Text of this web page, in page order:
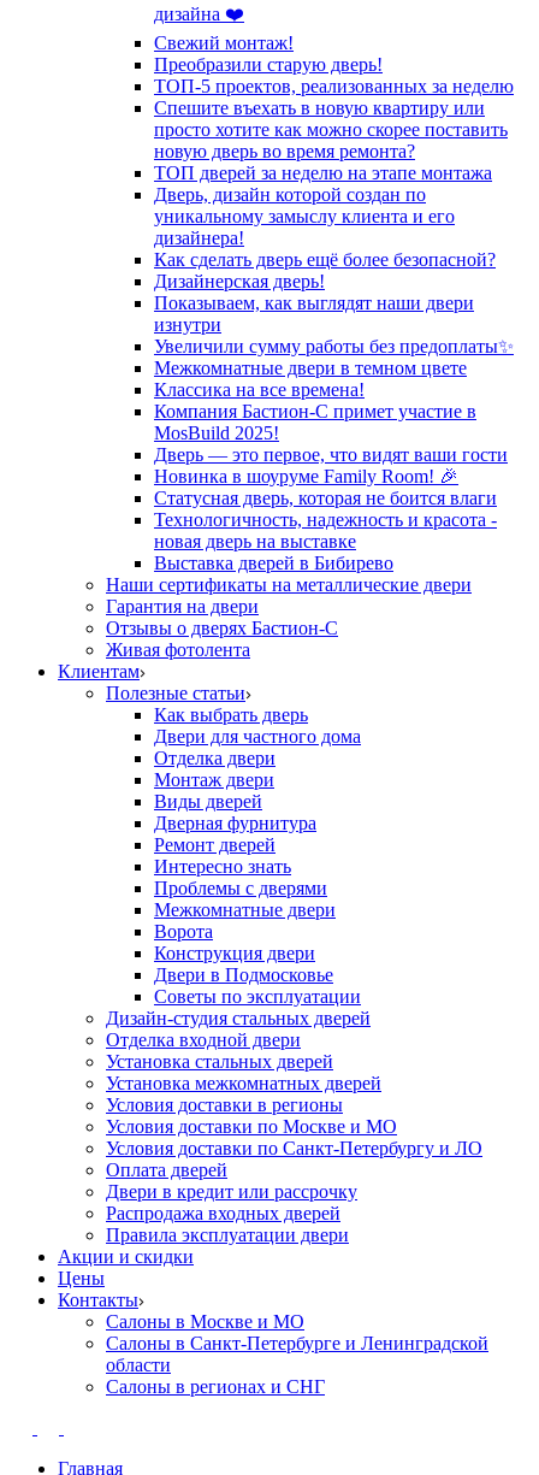
дизайна ❤️
Свежий монтаж!
Преобразили старую дверь!
ТОП-5 проектов, реализованных за неделю
Спешите въехать в новую квартиру или
просто хотите как можно скорее поставить
новую дверь во время ремонта?
ТОП дверей за неделю на этапе монтажа
Дверь, дизайн которой создан по
уникальному замыслу клиента и его
дизайнера!
Как сделать дверь ещё более безопасной?
Дизайнерская дверь!
Показываем, как выглядят наши двери
изнутри
Увеличили сумму работы без предоплаты✨
Межкомнатные двери в темном цвете
Классика на все времена!
Компания Бастион-С примет участие в
MosBuild 2025!
Дверь — это первое, что видят ваши гости
Новинка в шоуруме Family Room! 🎉
Статусная дверь, которая не боится влаги
Технологичность, надежность и красота -
новая дверь на выставке
Выставка дверей в Бибирево
Наши сертификаты на металлические двери
Гарантия на двери
Отзывы о дверях Бастион-С
Живая фотолента
Клиентам
Полезные статьи
Как выбрать дверь
Двери для частного дома
Отделка двери
Монтаж двери
Виды дверей
Дверная фурнитура
Ремонт дверей
Интересно знать
Проблемы с дверями
Межкомнатные двери
Ворота
Конструкция двери
Двери в Подмосковье
Cоветы по эксплуатации
Дизайн-студия стальных дверей
Отделка входной двери
Установка стальных дверей
Установка межкомнатных дверей
Условия доставки в регионы
Условия доставки по Москве и МО
Условия доставки по Санкт-Петербургу и ЛО
Оплата дверей
Двери в кредит или рассрочку
Распродажа входных дверей
Правила эксплуатации двери
Акции и скидки
Цены
Контакты
Салоны в Москве и МО
Салоны в Санкт-Петербурге и Ленинградской
области
Салоны в регионах и СНГ
Главная